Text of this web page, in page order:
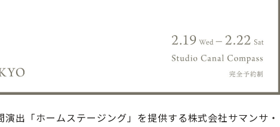
出「ホームステージング」を提供する株式会社サマンサ・